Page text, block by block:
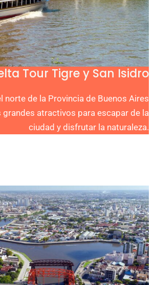
Tour Tigre y San Isidro
norte de la Provincia de Buenos Aires
grandes atractivos para escapar de la
ciudad y disfrutar la naturaleza.